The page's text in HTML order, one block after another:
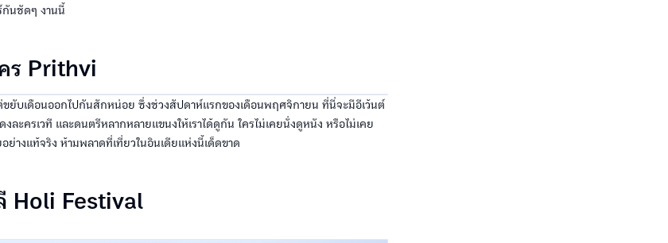
กันชัดๆ งานนี้
ร Prithvi
ขยับเดือนออกไปกันสักหน่อย ซึ่งช่วงสัปดาห์แรกของเดือนพฤศจิกายน ที่นี่จะมีอีเว้นต์
ละครเวที และดนตรีหลากหลายแขนงให้เราได้ดูกัน ใครไม่เคยนั่งดูหนัง หรือไม่เคย
ย่างแท้จริง ห้ามพลาดที่เที่ยวในอินเดียแห่งนี้เด็ดขาด
Holi Festival